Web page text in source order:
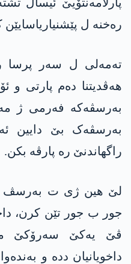
رەخنە ل
تەمەلی ل سەر پرسا
هەڤدیتنا دەم پارتی و
بەرسڤەکە فەرمی ژ مە
بەرسڤەک بێ دایین
راگهاندنێ رە پارڤە بکن.
لێ هین ژی ت بەرسڤ
جور ب جور تێن کرن،
ڤێ یەکێ سەرۆکێ
داخویانیان ددە و